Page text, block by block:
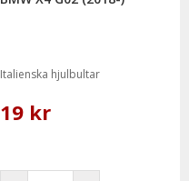
Italienska hjulbultar
19 kr